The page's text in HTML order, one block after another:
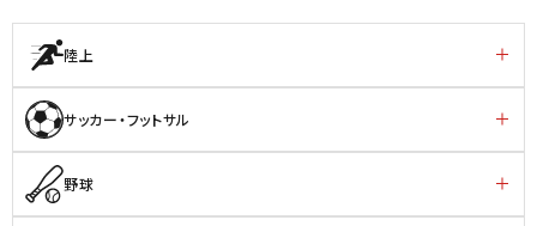
陸上
サッカー・フットサル
野球